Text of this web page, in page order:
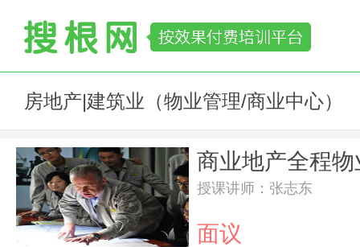
房地产|建筑业（物业管理/商业中心）
授课讲师：张志东
面议